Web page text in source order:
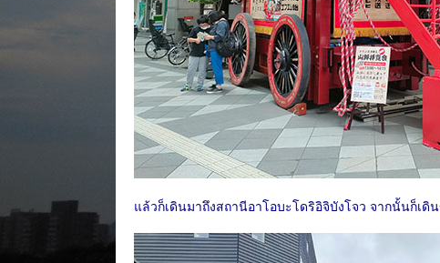
แล้วก็เดินมาถึงสถานีอาโอบะโดริอิจิบังโจว จากนั้นก็เ